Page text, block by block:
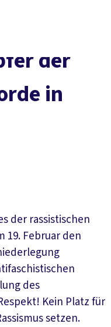
Service
Mitmachen
der
in
der rassistischen
19. Februar den
des
Kein Platz für
setzen.